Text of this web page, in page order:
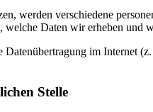
werden verschiedene
welche Daten wir erheben und
Datenübertragung im Internet
Stelle